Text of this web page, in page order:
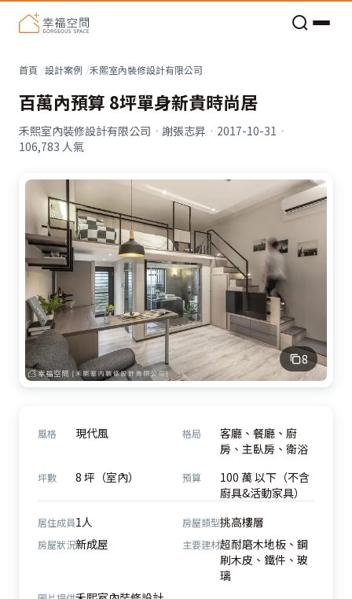
首頁 設計案例 禾熙室內裝修設計有限公司
百萬內預算 8坪單身新貴時尚居
禾熙室內裝修設計有限公司 · 謝張志昇 · 2017-10-31 ·
106,783 人氣
8
風格 現代風 格局
客廳、餐廳、廚
房、主臥房、衛浴
坪數 8 坪（室內） 預算
100 萬 以下（不含
廚具&活動家具）
居住成員1人 房屋類型挑高樓層
房屋狀況新成屋 主要建材超耐磨木地板、鋼
刷木皮、鐵件、玻
璃